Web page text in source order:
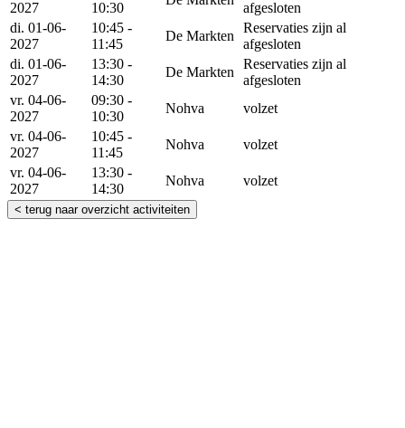
2027 10:30
afgesloten
di. 01-06-
2027
10:45 -
11:45
De Markten
Reservaties zijn al
afgesloten
di. 01-06-
2027
13:30 -
14:30
De Markten
Reservaties zijn al
afgesloten
vr. 04-06-
2027
09:30 -
10:30
Nohva
volzet
vr. 04-06-
2027
10:45 -
11:45
Nohva
volzet
vr. 04-06-
2027
13:30 -
14:30
Nohva volzet
< terug naar overzicht activiteiten